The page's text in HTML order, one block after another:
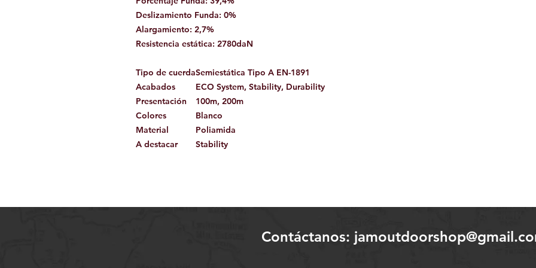
Deslizamiento Funda: 0%
Alargamiento: 2,7%
Resistencia estática: 2780daN
Tipo de cuerdaSemiestática Tipo A EN-1891
Acabados
ECO System, Stability, Durability
Presentación
100m, 200m
Colores
Blanco
Material
Poliamida
A destacar
Stability
Contáctanos: